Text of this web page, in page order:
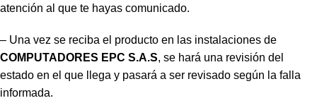
atención al que te hayas comunicado.
– Una vez se reciba el producto en las instalaciones de
COMPUTADORES EPC S.A.S, se hará una revisión del
estado en el que llega y pasará a ser revisado según la falla
informada.